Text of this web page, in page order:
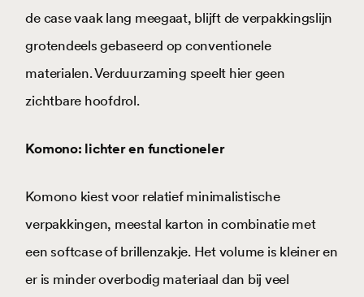
de case vaak lang meegaat, blijft de verpakkingslijn
grotendeels gebaseerd op conventionele
materialen. Verduurzaming speelt hier geen
zichtbare hoofdrol.
Komono: lichter en functioneler
Komono kiest voor relatief minimalistische
verpakkingen, meestal karton in combinatie met
een softcase of brillenzakje. Het volume is kleiner en
er is minder overbodig materiaal dan bij veel